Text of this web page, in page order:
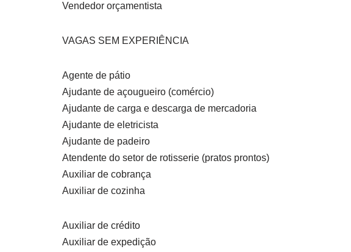
Vendedor orçamentista
VAGAS SEM EXPERIÊNCIA
Agente de pátio
Ajudante de açougueiro (comércio)
Ajudante de carga e descarga de mercadoria
Ajudante de eletricista
Ajudante de padeiro
Atendente do setor de rotisserie (pratos prontos)
Auxiliar de cobrança
Auxiliar de cozinha
Auxiliar de crédito
Auxiliar de expedição